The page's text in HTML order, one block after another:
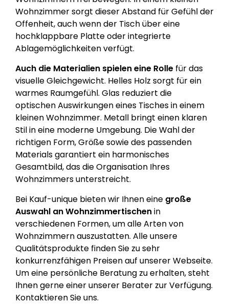
Wohnzimmer sorgt dieser Abstand für Gefühl der
Offenheit, auch wenn der Tisch über eine
hochklappbare Platte oder integrierte
Ablagemöglichkeiten verfügt.
Auch die Materialien spielen eine Rolle für das
visuelle Gleichgewicht. Helles Holz sorgt für ein
warmes Raumgefühl. Glas reduziert die
optischen Auswirkungen eines Tisches in einem
kleinen Wohnzimmer. Metall bringt einen klaren
Stil in eine moderne Umgebung. Die Wahl der
richtigen Form, Größe sowie des passenden
Materials garantiert ein harmonisches
Gesamtbild, das die Organisation Ihres
Wohnzimmers unterstreicht.
Bei Kauf-unique bieten wir Ihnen eine große
Auswahl an Wohnzimmertischenin
verschiedenen Formen, um alle Arten von
Wohnzimmern auszustatten. Alle unsere
Qualitätsprodukte finden Sie zu sehr
konkurrenzfähigen Preisen auf unserer Webseite.
Um eine persönliche Beratung zu erhalten, steht
Ihnen gerne einer unserer Berater zur Verfügung.
Kontaktieren Sie uns.